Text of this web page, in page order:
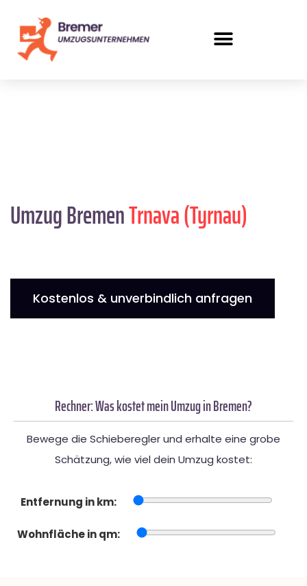
Umzug BremenTrnava (Tyrnau)
Kostenlos & unverbindlich anfragen
Rechner: Was kostet mein Umzug in Bremen?
Bewege die Schieberegler und erhalte eine grobe
Schätzung, wie viel dein Umzug kostet:
Entfernung in km:
Wohnfläche in qm: